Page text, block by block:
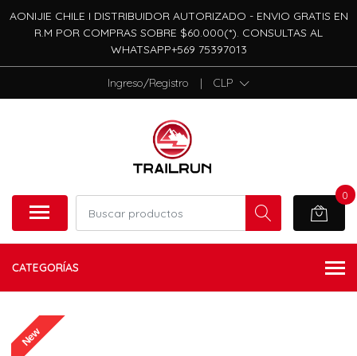
AONIJIE CHILE I DISTRIBUIDOR AUTORIZADO - ENVIO GRATIS EN
R.M POR COMPRAS SOBRE $60.000(*). CONSULTAS AL
WHATSAPP+569 75397013
Ingreso/Registro | CLP
0
CATEGORÍAS
New